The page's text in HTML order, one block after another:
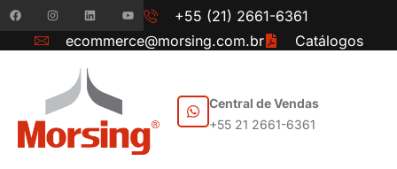
+55 (21) 2661-6361
ecommerce@morsing.com.br
Catálogos
Central de Vendas
+55 21 2661-6361